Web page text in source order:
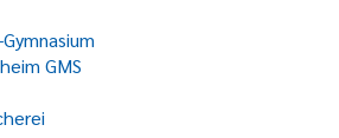
GMS